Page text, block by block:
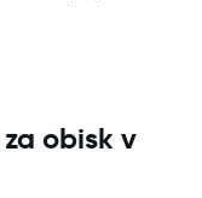
obisk v